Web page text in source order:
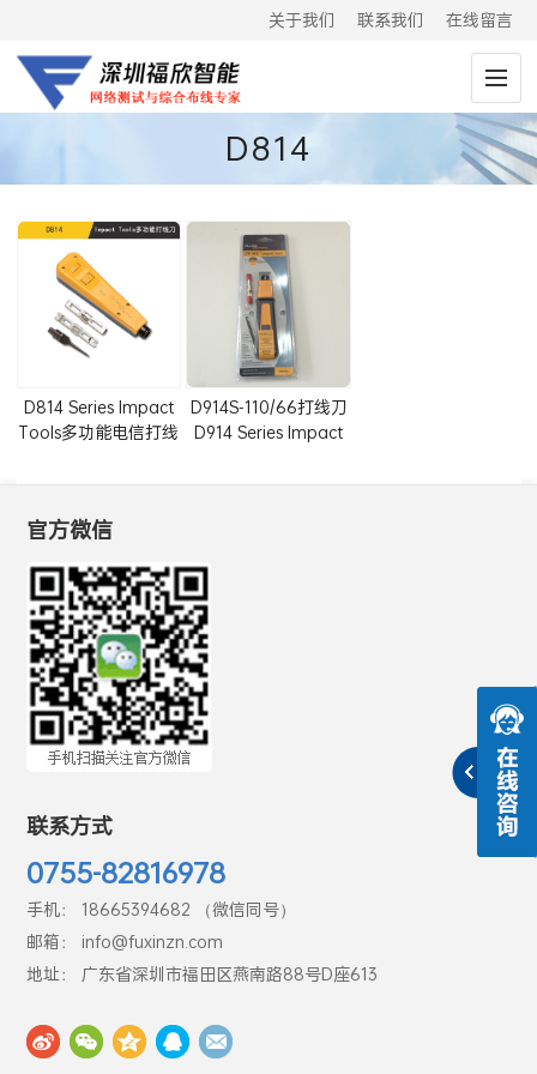
关于我们 联系我们 在线留言
D814
D814 Series Impact
Tools多功能电信打线
D914S-110/66打线刀
D914 Series Impact
官方微信
联系方式
0755-82816978
手机： 18665394682 （微信同号）
邮箱： info@fuxinzn.com
地址： 广东省深圳市福田区燕南路88号D座613